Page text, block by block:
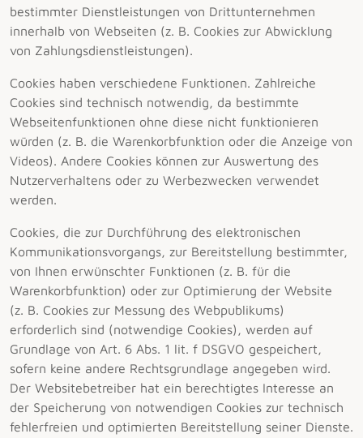
bestimmter Dienstleistungen von Drittunternehmen
innerhalb von Webseiten (z. B. Cookies zur Abwicklung
von Zahlungsdienstleistungen).
Cookies haben verschiedene Funktionen. Zahlreiche
Cookies sind technisch notwendig, da bestimmte
Webseitenfunktionen ohne diese nicht funktionieren
würden (z. B. die Warenkorbfunktion oder die Anzeige von
Videos). Andere Cookies können zur Auswertung des
Nutzerverhaltens oder zu Werbezwecken verwendet
werden.
Cookies, die zur Durchführung des elektronischen
Kommunikationsvorgangs, zur Bereitstellung bestimmter,
von Ihnen erwünschter Funktionen (z. B. für die
Warenkorbfunktion) oder zur Optimierung der Website
(z. B. Cookies zur Messung des Webpublikums)
erforderlich sind (notwendige Cookies), werden auf
Grundlage von Art. 6 Abs. 1 lit. f DSGVO gespeichert,
sofern keine andere Rechtsgrundlage angegeben wird.
Der Websitebetreiber hat ein berechtigtes Interesse an
der Speicherung von notwendigen Cookies zur technisch
fehlerfreien und optimierten Bereitstellung seiner Dienste.